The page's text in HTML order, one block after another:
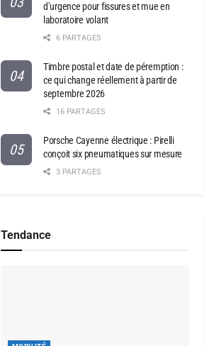
d’urgence pour fissures et mue en
laboratoire volant
6 PARTAGES
Timbre postal et date de péremption :
ce qui change réellement à partir de
septembre 2026
16 PARTAGES
Porsche Cayenne électrique : Pirelli
conçoit six pneumatiques sur mesure
3 PARTAGES
Tendance